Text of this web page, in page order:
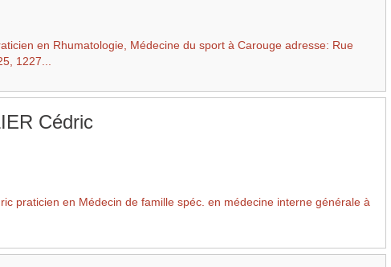
en Rhumatologie, Médecine du sport à Carouge adresse: Rue
1227...
Cédric
praticien en Médecin de famille spéc. en médecine interne générale à